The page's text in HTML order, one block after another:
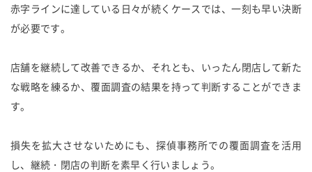
赤字ラインに達している日々が続くケースでは、一刻も早い決断
が必要です。
店舗を継続して改善できるか、それとも、いったん閉店して新た
な戦略を練るか、覆面調査の結果を持って判断することができま
す。
損失を拡大させないためにも、探偵事務所での覆面調査を活用
し、継続・閉店の判断を素早く行いましょう。